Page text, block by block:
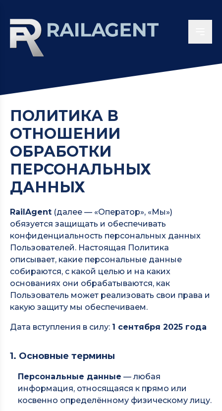
ПОЛИТИКА В
ОТНОШЕНИИ
ОБРАБОТКИ
ПЕРСОНАЛЬНЫХ
ДАННЫХ
RailAgent (далее — «Оператор», «Мы»)
обязуется защищать и обеспечивать
конфиденциальность персональных данных
Пользователей. Настоящая Политика
описывает, какие персональные данные
собираются, с какой целью и на каких
основаниях они обрабатываются, как
Пользователь может реализовать свои права и
какую защиту мы обеспечиваем.
Дата вступления в силу: 1 сентября 2025 года
1. Основные термины
Персональные данные — любая
информация, относящаяся к прямо или
косвенно определённому физическому лицу.